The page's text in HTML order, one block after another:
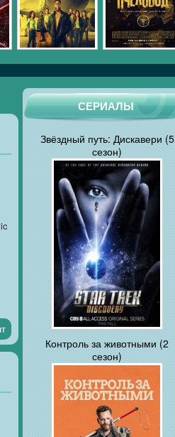
СЕРИАЛЫ
Звёздный путь: Дискавери (5
сезон)
Контроль за животными (2
сезон)